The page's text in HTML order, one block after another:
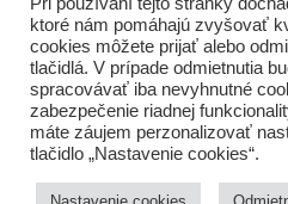
Domov O nás Kontakt
Podmienky používania
Ochrana
ktoré nám pomáhajú zvyšovať
cookies môžete prijať alebo
tlačidlá. V prípade odmietnutia
spracovávať iba nevyhnutné
zabezpečenie riadnej
máte záujem perzonalizovať
tlačidlo „Nastavenie cookies“.